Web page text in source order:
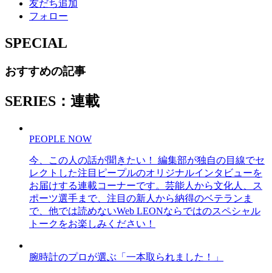
友だち追加
フォロー
SPECIAL
おすすめの記事
SERIES：連載
PEOPLE NOW
今、この人の話が聞きたい！ 編集部が独自の目線でセ
レクトした注目ピープルのオリジナルインタビューを
お届けする連載コーナーです。芸能人から文化人、ス
ポーツ選手まで、注目の新人から納得のベテランま
で、他では読めないWeb LEONならではのスペシャル
トークをお楽しみください！
腕時計のプロが選ぶ「一本取られました！」